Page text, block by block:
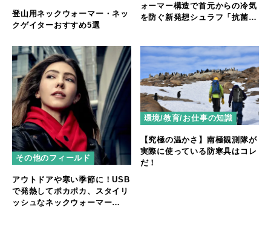
登山用ネックウォーマー・ネッ
クゲイターおすすめ5選
ォーマー構造で首元からの冷気
を防ぐ新発想シュラフ「抗菌防
その他のフィールド
アウトドアや寒い季節に！USB
で発熱してポカポカ、スタイリ
ッシュなネックウォーマー
環境/教育/お仕事の知識
【究極の温かさ】南極観測隊が
実際に使っている防寒具はコレ
だ！